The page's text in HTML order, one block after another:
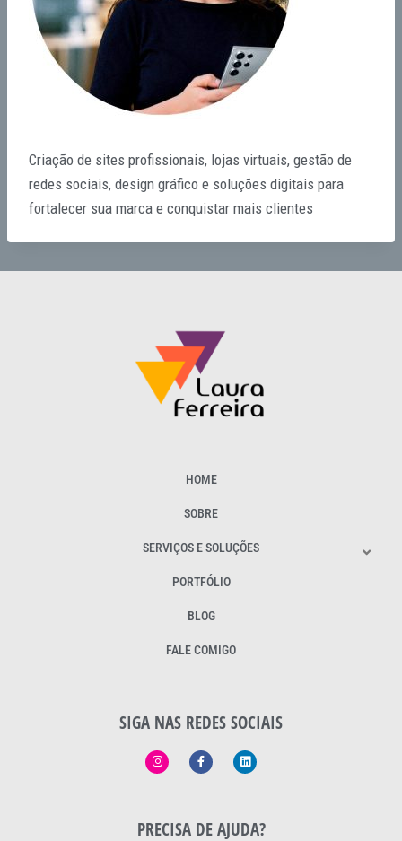
Criação de sites profissionais, lojas virtuais, gestão de
redes sociais, design gráfico e soluções digitais para
fortalecer sua marca e conquistar mais clientes
HOME
SOBRE
SERVIÇOS E SOLUÇÕES
PORTFÓLIO
BLOG
FALE COMIGO
SIGA NAS REDES SOCIAIS
PRECISA DE AJUDA?